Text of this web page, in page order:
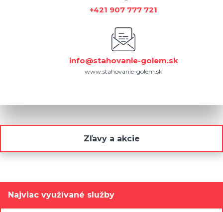
+421 907 777 721
info@stahovanie-golem.sk
www.stahovanie-golem.sk
Zľavy a akcie
Najviac využívané služby